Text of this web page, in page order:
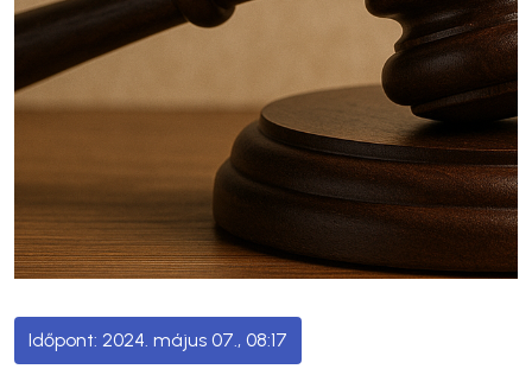
2024. május 07., 08:17